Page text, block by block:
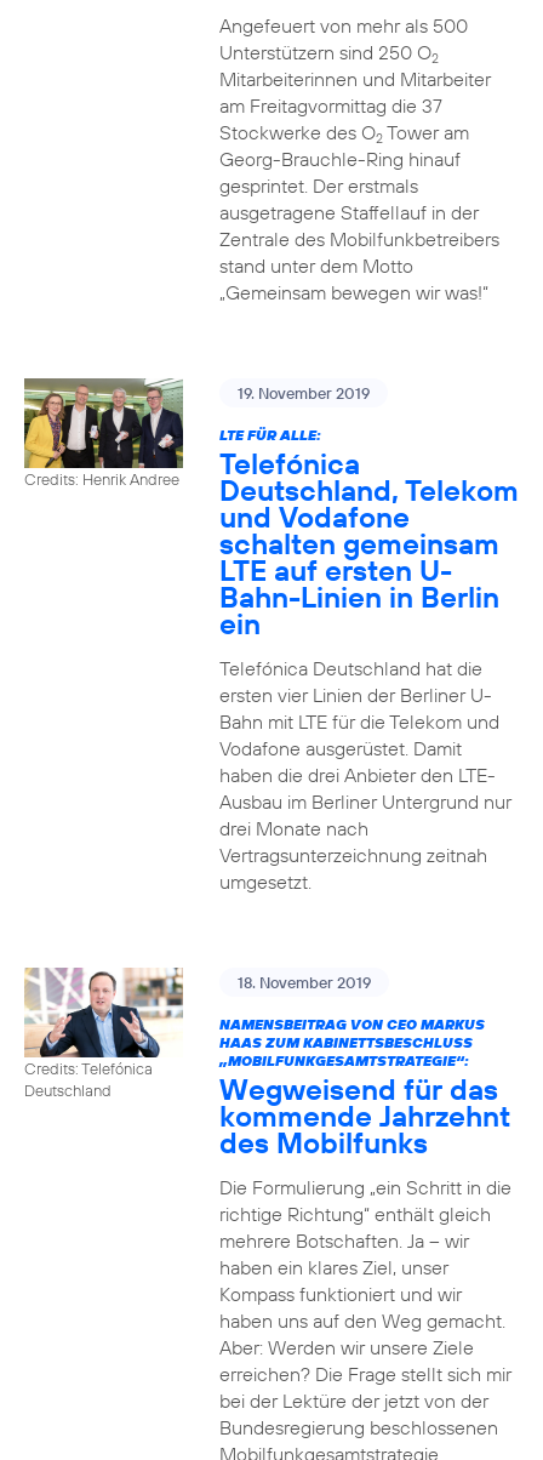
Angefeuert von mehr als 500
Unterstützern sind 250 O2
Mitarbeiterinnen und Mitarbeiter
am Freitagvormittag die 37
Stockwerke des O2Tower am
Georg-Brauchle-Ring hinauf
gesprintet. Der erstmals
ausgetragene Staffellauf in der
Zentrale des Mobilfunkbetreibers
stand unter dem Motto
„Gemeinsam bewegen wir was!“
Credits: Henrik Andree
19. November 2019
LTE FÜR ALLE:
Telefónica
Deutschland, Telekom
und Vodafone
schalten gemeinsam
LTE auf ersten U-
Bahn-Linien in Berlin
ein
Telefónica Deutschland hat die
ersten vier Linien der Berliner U-
Bahn mit LTE für die Telekom und
Vodafone ausgerüstet. Damit
haben die drei Anbieter den LTE-
Ausbau im Berliner Untergrund nur
drei Monate nach
Vertragsunterzeichnung zeitnah
umgesetzt.
Credits: Telefónica
Deutschland
18. November 2019
NAMENSBEITRAG VON CEO MARKUS
HAAS ZUM KABINETTSBESCHLUSS
„MOBILFUNKGESAMTSTRATEGIE“:
Wegweisend für das
kommende Jahrzehnt
des Mobilfunks
Die Formulierung „ein Schritt in die
richtige Richtung“ enthält gleich
mehrere Botschaften. Ja – wir
haben ein klares Ziel, unser
Kompass funktioniert und wir
haben uns auf den Weg gemacht.
Aber: Werden wir unsere Ziele
erreichen? Die Frage stellt sich mir
bei der Lektüre der jetzt von der
Bundesregierung beschlossenen
Mobilfunkgesamtstrategie.